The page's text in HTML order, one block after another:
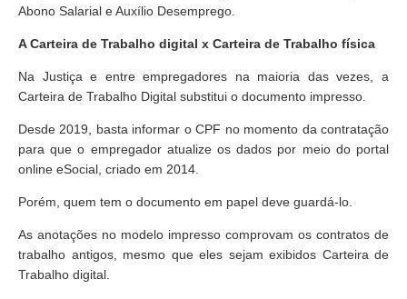
Abono Salarial e Auxílio Desemprego.
A Carteira de Trabalho digital x Carteira de Trabalho física
Na Justiça e entre empregadores na maioria das vezes, a
Carteira de Trabalho Digital substitui o documento impresso.
Desde 2019, basta informar o CPF no momento da contratação
para que o empregador atualize os dados por meio do portal
online eSocial, criado em 2014.
Porém, quem tem o documento em papel deve guardá-lo.
As anotações no modelo impresso comprovam os contratos de
trabalho antigos, mesmo que eles sejam exibidos Carteira de
Trabalho digital.